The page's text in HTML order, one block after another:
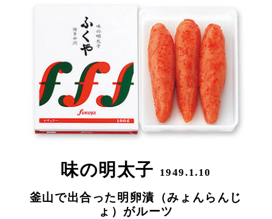
味の明太子 1949.1.10
釜山で出合った明卵漬（みょんらんじ
ょ）がルーツ